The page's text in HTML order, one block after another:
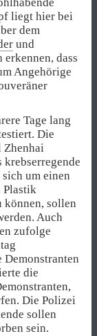
liegt hier bei
dem
und
dass
Angehörige
Tage lang
Die
Zhenhai
krebserregende
um einen
Plastik
können, sollen
Auch
zufolge
Demonstranten
die
Die Polizei
sollen
sein.